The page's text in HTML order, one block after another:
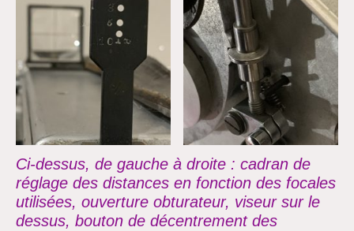
Ci-dessus, de gauche à droite : cadran de
réglage des distances en fonction des focales
utilisées, ouverture obturateur, viseur sur le
dessus, bouton de décentrement des